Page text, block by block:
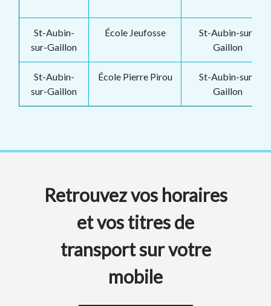
St-Aubin-
sur-Gaillon
École Jeufosse
St-Aubin-sur-
Gaillon
St-Aubin-
sur-Gaillon
École Pierre Pirou
St-Aubin-sur-
Gaillon
Retrouvez vos horaires
et vos titres de
transport sur votre
mobile